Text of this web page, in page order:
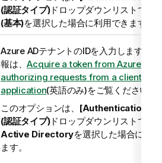
(認証タイプ)ドロップダウンリストで
(基本)を選択した場合に利用できます。
Azure ADテナントのIDを入力します。
報は、Acquire a token from Azure AD
authorizing requests from a client
application(英語のみ)をご覧ください。
このオプションは、 [Authentication
(認証タイプ)ドロップダウンリストで
Active Directoryを選択した場合に利
ます。